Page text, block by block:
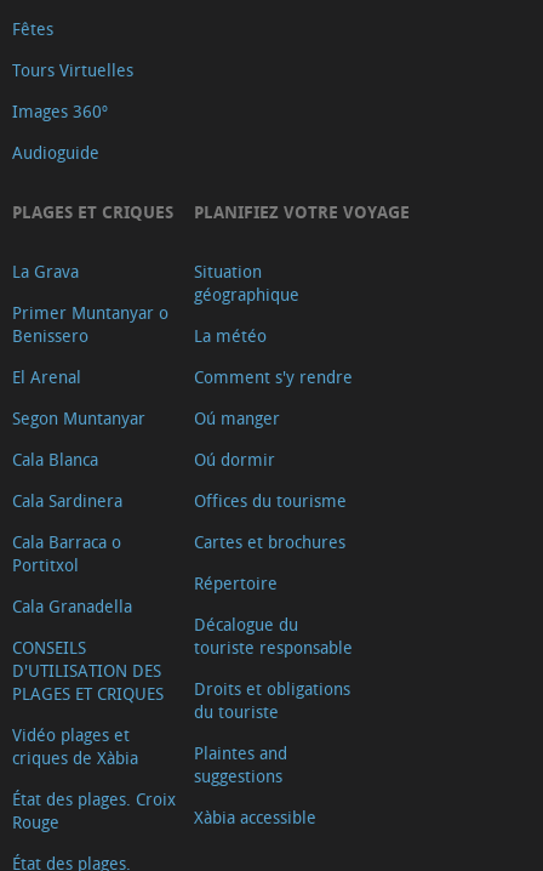
Ca
Lambert
Capilla
de
Anna
d
´Arnauda
(Tour
2025)
Riurau
d
2018)
tradicional
L'escaldà
Casa
tradicional
Carrer
Nou
Capilla
del
Fêtes
Tours Virtuelles
Images 360º
Audioguide
PLAGES ET CRIQUES
La Grava
Primer Muntanyar o
Benissero
El Arenal
Segon Muntanyar
Cala Blanca
Cala Sardinera
Cala Barraca o
Portitxol
Cala Granadella
CONSEILS
D'UTILISATION DES
PLAGES ET CRIQUES
Vidéo plages et
criques de Xàbia
État des plages. Croix
Rouge
État des plages.
PLANIFIEZ VOTRE VOYAGE
Situation
géographique
La météo
Comment s'y rendre
Oú manger
Oú dormir
Offices du tourisme
Cartes et brochures
Répertoire
Décalogue du
touriste responsable
Droits et obligations
du touriste
Plaintes and
suggestions
Xàbia accessible